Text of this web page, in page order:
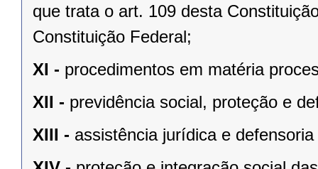
que trata o art. 109 desta
Constituição Federal;
XI - procedimentos em matéria
XII - previdência social, proteção e
XIII - assistência jurídica e